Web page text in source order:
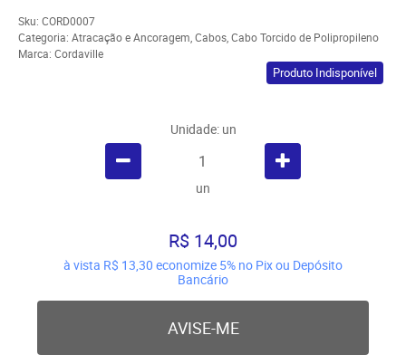
Sku: CORD0007
Categoria: Atracação e Ancoragem,Cabos,Cabo Torcido de Polipropileno
Marca: Cordaville
Produto Indisponível
Unidade: un
un
R$ 14,00
à vista R$ 13,30 economize 5% no Pix ou Depósito
Bancário
AVISE-ME